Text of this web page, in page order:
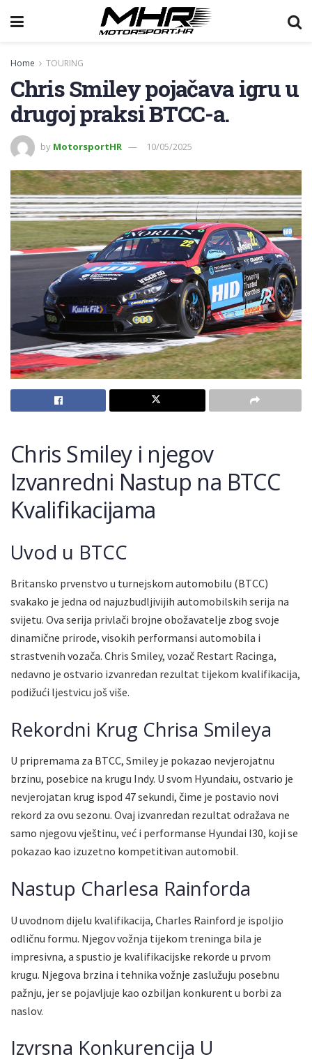
Home TOURING
Chris Smiley pojačava igru u
drugoj praksi BTCC-a.
by MotorsportHR 10/05/2025
Chris Smiley i njegov
Izvanredni Nastup na BTCC
Kvalifikacijama
Uvod u BTCC
Britansko prvenstvo u turnejskom automobilu (BTCC)
svakako je jedna od najuzbudljivijih automobilskih serija na
svijetu. Ova serija privlači brojne obožavatelje zbog svoje
dinamične prirode, visokih performansi automobila i
strastvenih vozača. Chris Smiley, vozač Restart Racinga,
nedavno je ostvario izvanredan rezultat tijekom kvalifikacija,
podižući ljestvicu još više.
Rekordni Krug Chrisa Smileya
U pripremama za BTCC, Smiley je pokazao nevjerojatnu
brzinu, posebice na krugu Indy. U svom Hyundaiu, ostvario je
nevjerojatan krug ispod 47 sekundi, čime je postavio novi
rekord za ovu sezonu. Ovaj izvanredan rezultat odražava ne
samo njegovu vještinu, već i performanse Hyundai I30, koji se
pokazao kao izuzetno kompetitivan automobil.
Nastup Charlesa Rainforda
U uvodnom dijelu kvalifikacija, Charles Rainford je ispoljio
odličnu formu. Njegov vožnja tijekom treninga bila je
impresivna, a spustio je kvalifikacijske rekorde u prvom
krugu. Njegova brzina i tehnika vožnje zaslužuju posebnu
pažnju, jer se pojavljuje kao ozbiljan konkurent u borbi za
naslov.
Izvrsna Konkurencija U